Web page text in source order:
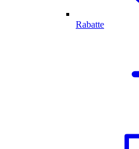
Rabatte